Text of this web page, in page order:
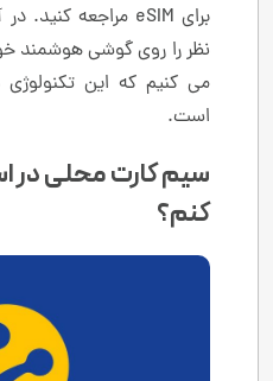
نظر را روی گوشی هوشمند
می کنیم که این
است.
سیم کارت محلی در
کنم؟